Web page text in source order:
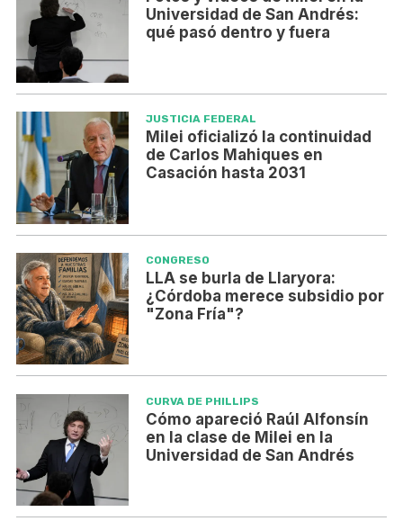
Universidad de San Andrés:
qué pasó dentro y fuera
JUSTICIA FEDERAL
Milei oficializó la continuidad
de Carlos Mahiques en
Casación hasta 2031
CONGRESO
LLA se burla de Llaryora:
¿Córdoba merece subsidio por
"Zona Fría"?
CURVA DE PHILLIPS
Cómo apareció Raúl Alfonsín
en la clase de Milei en la
Universidad de San Andrés